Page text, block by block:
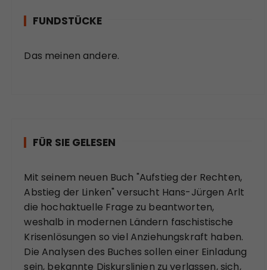
FUNDSTÜCKE
Das meinen andere.
FÜR SIE GELESEN
Mit seinem neuen Buch "Aufstieg der Rechten,
Abstieg der Linken" versucht Hans-Jürgen Arlt
die hochaktuelle Frage zu beantworten,
weshalb in modernen Ländern faschistische
Krisenlösungen so viel Anziehungskraft haben.
Die Analysen des Buches sollen einer Einladung
sein, bekannte Diskurslinien zu verlassen, sich,